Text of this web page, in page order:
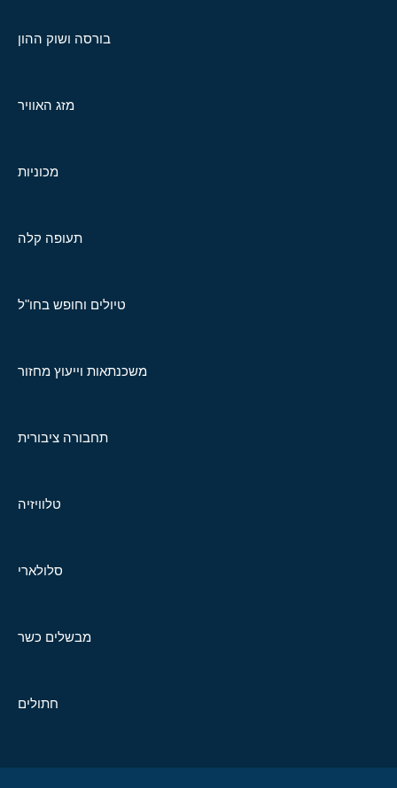
בורסה ושוק ההון
מזג האוויר
מכוניות
תעופה קלה
טיולים וחופש בחו"ל
משכנתאות וייעוץ מחזור
תחבורה ציבורית
טלוויזיה
סלולארי
מבשלים כשר
חתולים